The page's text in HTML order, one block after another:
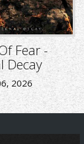
Fear -
Decay
2026